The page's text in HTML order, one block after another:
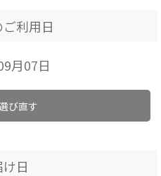
利用日
月07日
び直す
日